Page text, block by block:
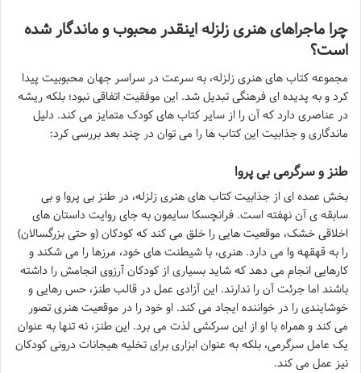
چرا ماجراهای هنری زلزله اینقدر محبوب و ماندگار شده
است؟
مجموعه کتاب های هنری زلزله، به سرعت در سراسر جهان محبوبیت پیدا
کرد و به پدیده ای فرهنگی تبدیل شد. این موفقیت اتفاقی نبود؛ بلکه ریشه
در عناصری دارد که آن را از سایر کتاب های کودک متمایز می کند. دلیل
ماندگاری و جذابیت این کتاب ها را می توان در چند بعد بررسی کرد:
طنز و سرگرمی بی پروا
بخش عمده ای از جذابیت کتاب های هنری زلزله، در طنز بی پروا و بی
سابقه ی آن نهفته است. فرانچسکا سایمون به جای روایت داستان های
اخلاقی خشک، موقعیت هایی را خلق می کند که کودکان (و حتی بزرگسالان)
را به قهقهه وا می دارد. هنری، با شیطنت های خود، مرزها را می شکند و
کارهایی انجام می دهد که شاید بسیاری از کودکان آرزوی انجامش را داشته
باشند اما جرئت آن را ندارند. این آزادی عمل در قالب طنز، حس رهایی و
خوشایندی را در خواننده ایجاد می کند. او خود را در موقعیت هنری تصور
می کند و همراه با او از این سرکشی لذت می برد. این طنز، نه تنها به عنوان
یک عامل سرگرمی، بلکه به عنوان ابزاری برای تخلیه هیجانات درونی کودکان
نیز عمل می کند.